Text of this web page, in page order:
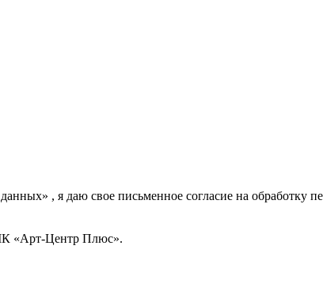
, я даю свое письменное согласие на
«Арт-Центр Плюс».